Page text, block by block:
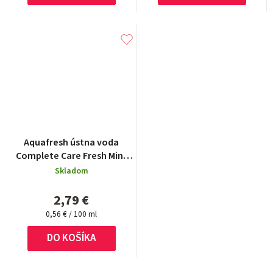
Aquafresh ústna voda
Complete Care Fresh Mint
500 ml
Skladom
2,79 €
Jednotková
cena:
0,56 € / 100 ml
DO KOŠÍKA